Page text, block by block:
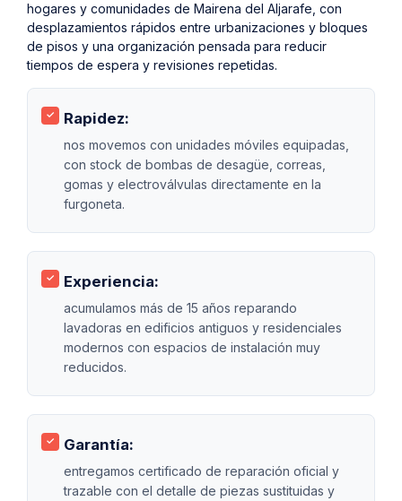
hogares y comunidades de Mairena del Aljarafe, con
desplazamientos rápidos entre urbanizaciones y bloques
de pisos y una organización pensada para reducir
tiempos de espera y revisiones repetidas.
Rapidez:
nos movemos con unidades móviles equipadas,
con stock de bombas de desagüe, correas,
gomas y electroválvulas directamente en la
furgoneta.
Experiencia:
acumulamos más de 15 años reparando
lavadoras en edificios antiguos y residenciales
modernos con espacios de instalación muy
reducidos.
Garantía:
entregamos certificado de reparación oficial y
trazable con el detalle de piezas sustituidas y